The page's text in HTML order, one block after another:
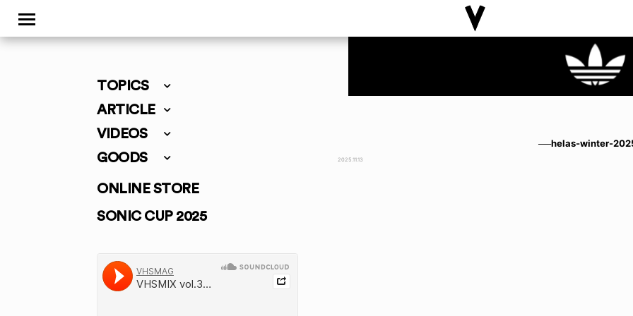
TOPICS
ARTICLE
VIDEOS
GOODS
ONLINE STORE
SONIC CUP 2025
──helas-winter-
2025.11.13